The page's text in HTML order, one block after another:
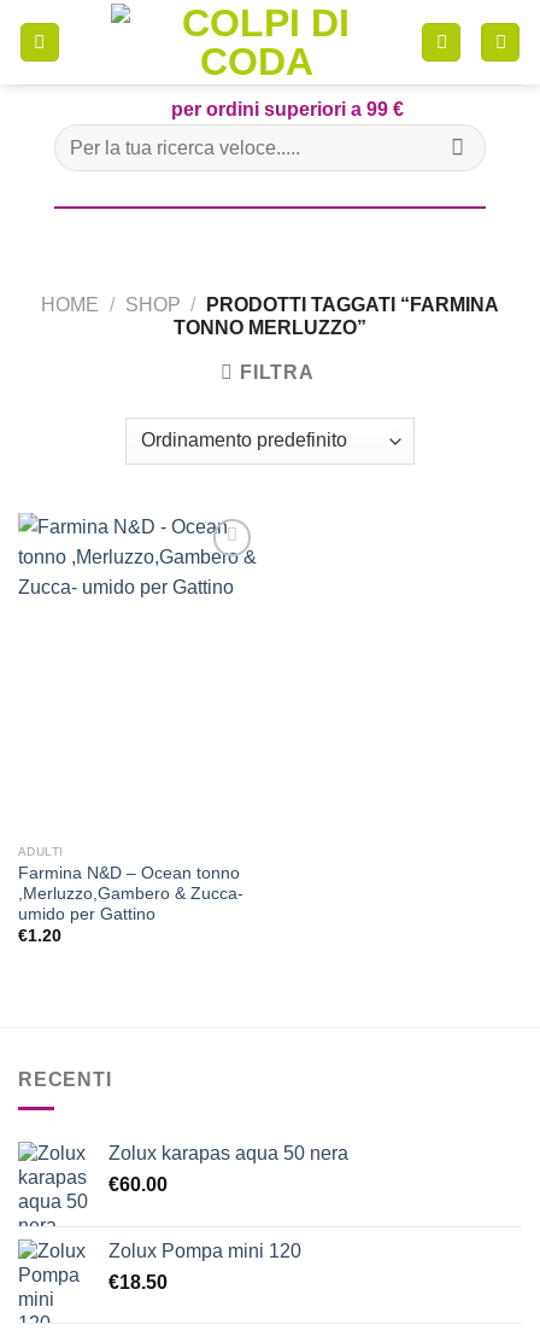
per ordini superiori a 99 €
Cerca:
HOME / SHOP /
PRODOTTI TAGGATI “FARMINA
TONNO MERLUZZO”
FILTRA
ADULTI
Farmina N&D – Ocean tonno
,Merluzzo,Gambero & Zucca-
umido per Gattino
€1.20
RECENTI
Zolux karapas aqua 50 nera
€60.00
Zolux Pompa mini 120
€18.50